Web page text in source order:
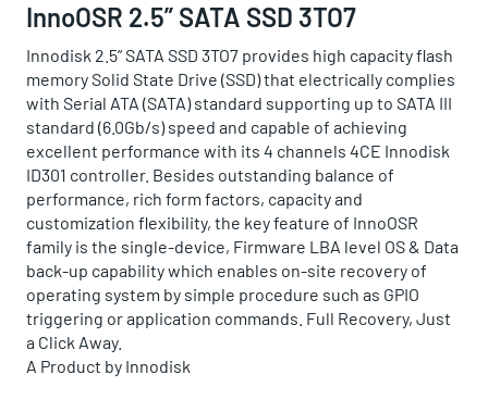
InnoOSR 2.5” SATA SSD 3TO7
Innodisk 2.5” SATA SSD 3TO7 provides high capacity flash
memory Solid State Drive (SSD) that electrically complies
with Serial ATA (SATA) standard supporting up to SATA III
standard (6.0Gb/s) speed and capable of achieving
excellent performance with its 4 channels 4CE Innodisk
ID301 controller. Besides outstanding balance of
performance, rich form factors, capacity and
customization flexibility, the key feature of InnoOSR
family is the single-device, Firmware LBA level OS & Data
back-up capability which enables on-site recovery of
operating system by simple procedure such as GPIO
triggering or application commands. Full Recovery, Just
a Click Away.
A Product by Innodisk